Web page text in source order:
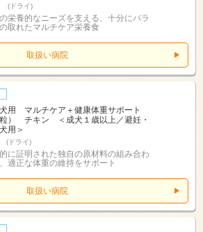
(ドライ)
栄養的なニーズを支える、十分にバラ
取れたマルチケア栄養食
取扱い病院
用 マルチケア＋健康体重サポート
粒） チキン ＜成犬１歳以上／避妊・
用＞
(ドライ)
に証明された独自の原材料の組み合わ
適正な体重の維持をサポート
取扱い病院